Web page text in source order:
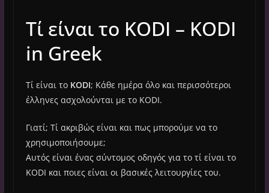
Τί είναι το KODI – KODI
in Greek
Τί είναι το KODI; Κάθε ημέρα όλο και περισσότεροι
έλληνες ασχολούνται με το KODI.
Γιατί; Τί ακριβώς είναι και πως μπορούμε να το
χρησιμοποιήσουμε;
Αυτός είναι ένας σύντομος οδηγός για το τί είναι το
KODI και ποιες είναι οι βασικές λειτουργίες του.